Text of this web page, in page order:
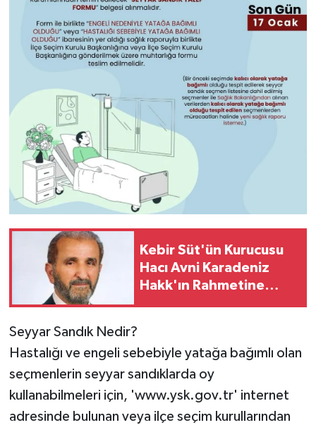
Kebir Süt'ün Kurucusu
Hacı Avni Karadeniz
Hakk'ın Rahmetine
Seyyar Sandık Nedir?
Hastalığı ve engeli sebebiyle yatağa bağımlı olan
seçmenlerin seyyar sandıklarda oy
kullanabilmeleri için, 'www.ysk.gov.tr' internet
adresinde bulunan veya ilçe seçim kurullarından